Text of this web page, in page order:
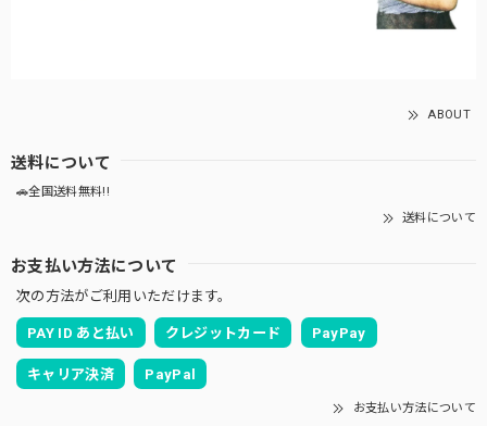
ABOUT
送料について
🚗全国送料無料!!
送料について
お支払い方法について
次の方法がご利用いただけます。
PAY ID あと払い クレジットカード PayPay
キャリア決済 PayPal
お支払い方法について